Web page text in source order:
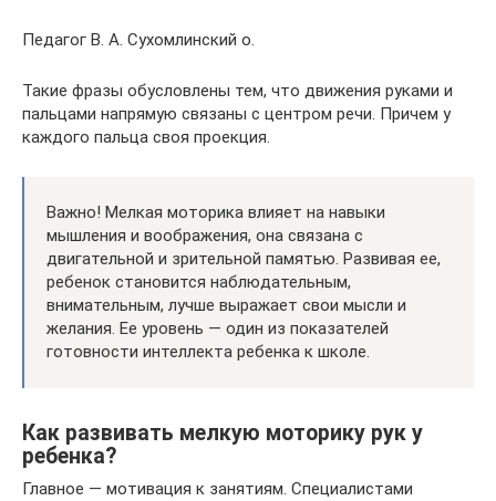
Педагог В. А. Сухомлинский о.
Такие фразы обусловлены тем, что движения руками и
пальцами напрямую связаны с центром речи. Причем у
каждого пальца своя проекция.
Важно! Мелкая моторика влияет на навыки
мышления и воображения, она связана с
двигательной и зрительной памятью. Развивая ее,
ребенок становится наблюдательным,
внимательным, лучше выражает свои мысли и
желания. Ее уровень — один из показателей
готовности интеллекта ребенка к школе.
Как развивать мелкую моторику рук у
ребенка?
Главное — мотивация к занятиям. Специалистами